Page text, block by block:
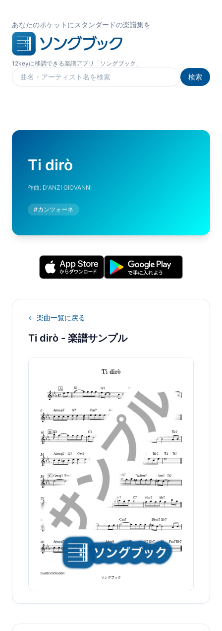
あなたのポケットにスタンダードの楽譜集を
12keyに移調できる楽譜アプリ「ソングブック」
楽曲を検索
検索
Ti dirò
作曲: D'ANZI GIOVANNI
#カンツォーネ
← 楽曲一覧に戻る
Ti dirò - 楽譜サンプル